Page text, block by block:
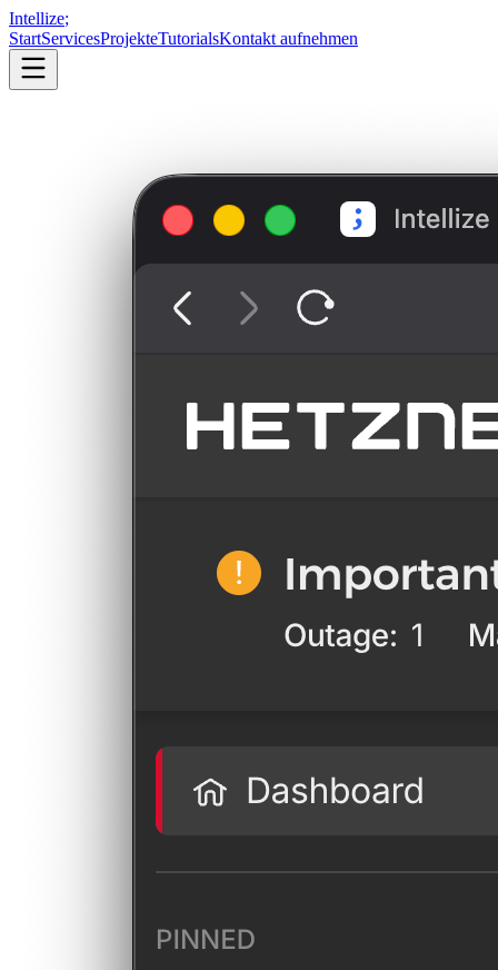
Intellize;
StartServicesProjekteTutorialsKontakt aufnehmen